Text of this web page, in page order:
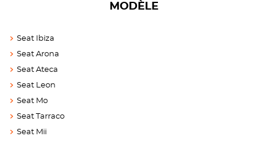
MODÈLE
Seat Ibiza
Seat Arona
Seat Ateca
Seat Leon
Seat Mo
Seat Tarraco
Seat Mii